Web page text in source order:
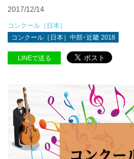
2017/12/14
コンクール［日本］
コンクール［日本］中部･近畿 2018
LINEで送る